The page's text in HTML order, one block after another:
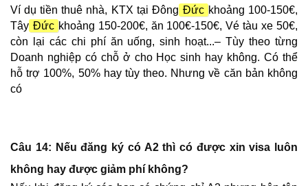
Ví dụ tiền thuê nhà, KTX tại Đông Đức khoảng 100-150€,
Tây Đức khoảng 150-200€, ăn 100€-150€, Vé tàu xe 50€,
còn lại các chi phí ăn uống, sinh hoạt...– Tùy theo từng
Doanh nghiệp có chỗ ở cho Học sinh hay không. Có thể
hỗ trợ 100%, 50% hay tùy theo. Nhưng về căn bản không
có
Câu 14: Nếu đăng ký có A2 thì có được xin visa luôn
không hay được giảm phí không?